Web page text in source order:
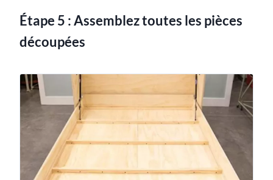
Étape 5 : Assemblez toutes les pièces
découpées